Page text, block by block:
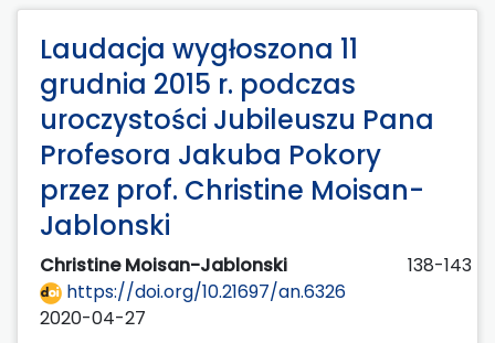
Laudacja wygłoszona 11
grudnia 2015 r. podczas
uroczystości Jubileuszu Pana
Profesora Jakuba Pokory
przez prof. Christine Moisan-
Jablonski
Christine Moisan-Jablonski
138-143
https://doi.org/10.21697/an.6326
2020-04-27